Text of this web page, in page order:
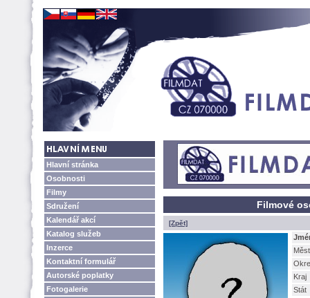
Hlavní stránka
Osobnosti
Filmy
Sdružení
Kalendář akcí
Katalog služeb
Inzerce
Kontaktní formulář
Autorské poplatky
Fotogalerie
Filmové
[Zpět]
Kraj
Stát